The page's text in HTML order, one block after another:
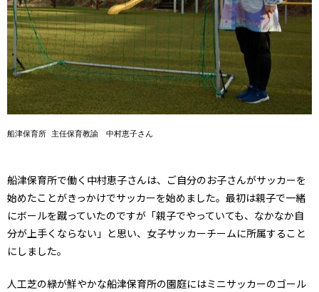
船津保育所 主任保育教諭　中村恵子さん
船津保育所で働く中村恵子さんは、ご自分のお子さんがサッカーを
始めたことがきっかけでサッカーを始めました。最初は親子で一緒
にボールを蹴っていたのですが「親子でやっていても、なかなか自
分が上手くならない」と思い、女子サッカーチームに所属すること
にしました。
人工芝の緑が鮮やかな船津保育所の園庭にはミニサッカーのゴール